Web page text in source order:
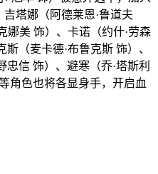
塔娜（阿德莱恩·鲁道夫
娜美 饰）、卡诺（约什·劳森
（麦卡德·布鲁克斯 饰）、
信 饰）、避寒（乔·塔斯利
角色也将各显身手，开启血